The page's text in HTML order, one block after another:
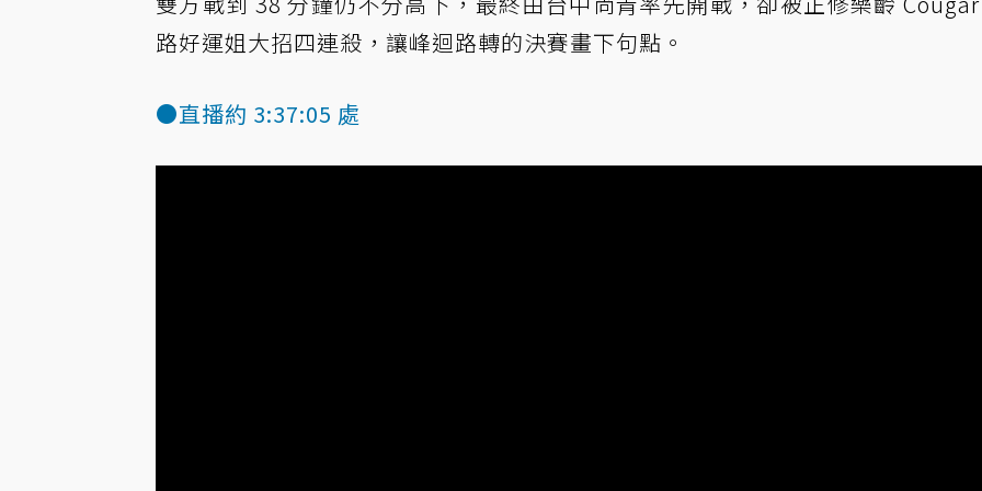
路好運姐大招四連殺，讓峰迴路轉的決賽畫下句點。
●直播約 3:37:05 處